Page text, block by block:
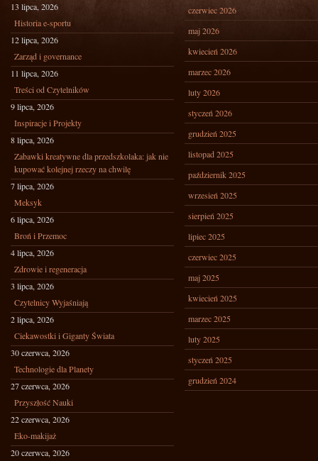
13 lipca, 2026
Historia e-sportu
12 lipca, 2026
Zarząd i governance
11 lipca, 2026
Treści od Czytelników
9 lipca, 2026
Inspiracje i Projekty
8 lipca, 2026
Zabawki kreatywne dla przedszkolaka: jak nie
kupować kolejnej rzeczy na chwilę
7 lipca, 2026
Meksyk
6 lipca, 2026
Broń i Przemoc
4 lipca, 2026
Zdrowie i regeneracja
3 lipca, 2026
Czytelnicy Wyjaśniają
2 lipca, 2026
Ciekawostki i Giganty Świata
30 czerwca, 2026
Technologie dla Planety
27 czerwca, 2026
Przyszłość Nauki
22 czerwca, 2026
Eko-makijaż
20 czerwca, 2026
czerwiec 2026
maj 2026
kwiecień 2026
marzec 2026
luty 2026
styczeń 2026
grudzień 2025
listopad 2025
październik 2025
wrzesień 2025
sierpień 2025
lipiec 2025
czerwiec 2025
maj 2025
kwiecień 2025
marzec 2025
luty 2025
styczeń 2025
grudzień 2024